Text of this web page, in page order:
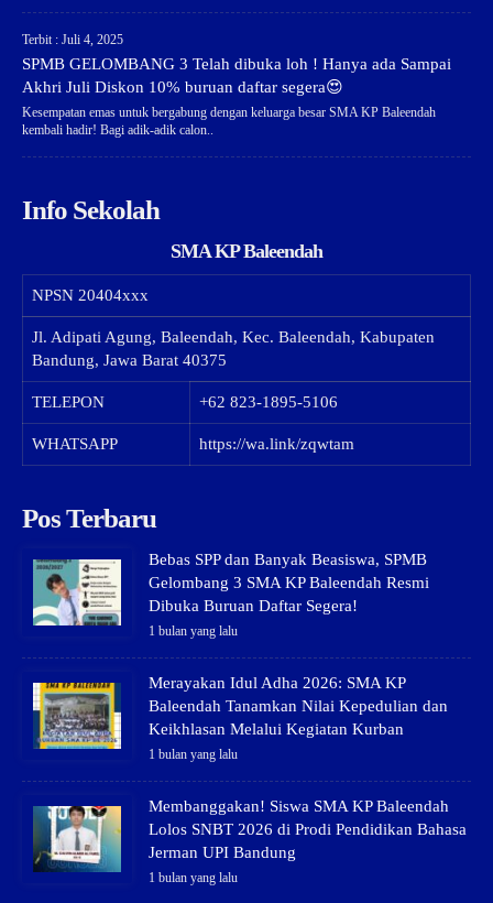
Terbit : Juli 4, 2025
SPMB GELOMBANG 3 Telah dibuka loh ! Hanya ada Sampai
Akhri Juli Diskon 10% buruan daftar segera😍
Kesempatan emas untuk bergabung dengan keluarga besar SMA KP Baleendah
kembali hadir! Bagi adik-adik calon..
Info Sekolah
SMA KP Baleendah
NPSN 20404xxx
Jl. Adipati Agung, Baleendah, Kec. Baleendah, Kabupaten
Bandung, Jawa Barat 40375
TELEPON +62 823-1895-5106
WHATSAPP https://wa.link/zqwtam
Pos Terbaru
Bebas SPP dan Banyak Beasiswa, SPMB
Gelombang 3 SMA KP Baleendah Resmi
Dibuka Buruan Daftar Segera!
1 bulan yang lalu
Merayakan Idul Adha 2026: SMA KP
Baleendah Tanamkan Nilai Kepedulian dan
Keikhlasan Melalui Kegiatan Kurban
1 bulan yang lalu
Membanggakan! Siswa SMA KP Baleendah
Lolos SNBT 2026 di Prodi Pendidikan Bahasa
Jerman UPI Bandung
1 bulan yang lalu